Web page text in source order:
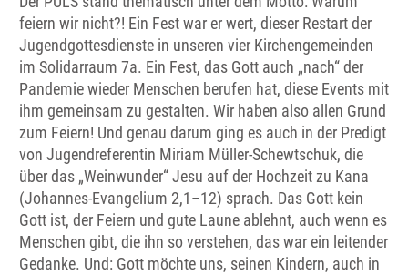
feiern wir nicht?! Ein Fest war er wert, dieser Restart der
Jugendgottesdienste in unseren vier Kirchengemeinden
im Solidarraum 7a. Ein Fest, das Gott auch „nach“ der
Pandemie wieder Menschen berufen hat, diese Events mit
ihm gemeinsam zu gestalten. Wir haben also allen Grund
zum Feiern! Und genau darum ging es auch in der Predigt
von Jugendreferentin Miriam Müller-Schewtschuk, die
über das „Weinwunder“ Jesu auf der Hochzeit zu Kana
(Johannes-Evangelium 2,1–12) sprach. Das Gott kein
Gott ist, der Feiern und gute Laune ablehnt, auch wenn es
Menschen gibt, die ihn so verstehen, das war ein leitender
Gedanke. Und: Gott möchte uns, seinen Kindern, auch in